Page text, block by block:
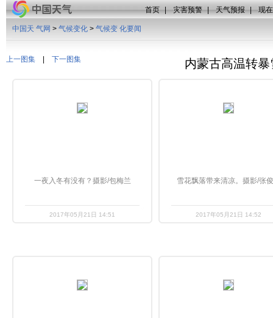
首页 | 灾害预警 | 天气预报 | 现
上一图集 下一图集
中国天 气网 > 气候变化 > 气候变 化要闻
内蒙古高温转
一夜入冬有没有？摄影/包梅兰
2017年05月21日 14:51
雪花飘落带来清凉。摄影/张
2017年05月21日 14:52